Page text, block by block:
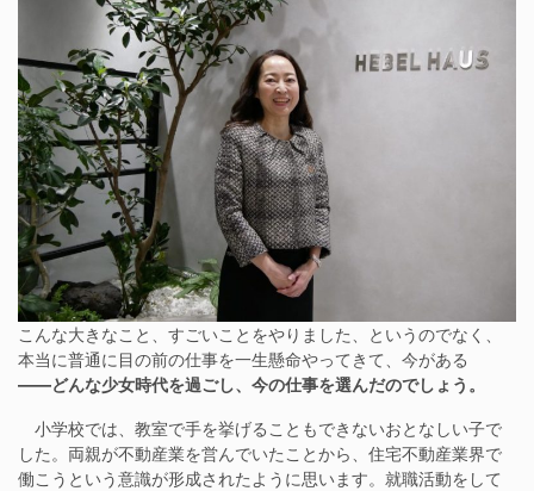
こんな大きなこと、すごいことをやりました、というのでなく、
本当に普通に目の前の仕事を一生懸命やってきて、今がある
――どんな少女時代を過ごし、今の仕事を選んだのでしょう。
小学校では、教室で手を挙げることもできないおとなしい子で
した。両親が不動産業を営んでいたことから、住宅不動産業界で
働こうという意識が形成されたように思います。就職活動をして